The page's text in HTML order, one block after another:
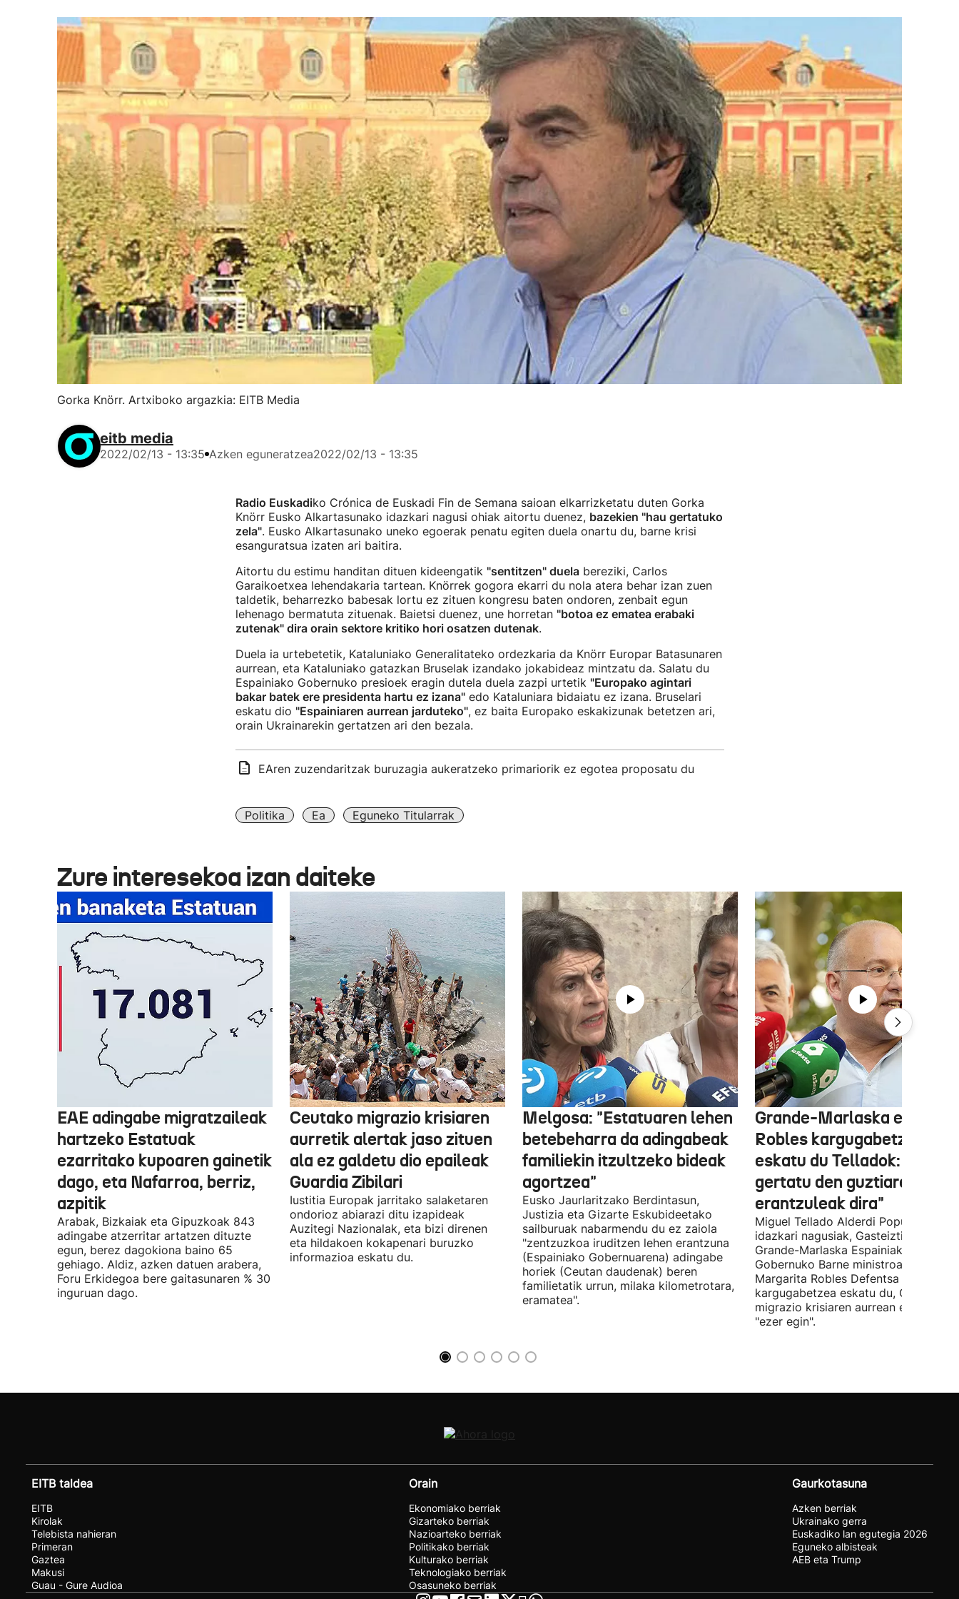
Gorka Knörr. Artxiboko argazkia: EITB Media
eitb media
2022/02/13 - 13:35 Azken eguneratzea2022/02/13 - 13:35
Radio Euskadiko Crónica de Euskadi Fin de Semana saioan elkarrizketatu duten Gorka
Knörr Eusko Alkartasunako idazkari nagusi ohiak aitortu duenez, bazekien "hau gertatuko
zela". Eusko Alkartasunako uneko egoerak penatu egiten duela onartu du, barne krisi
esanguratsua izaten ari baitira.
Aitortu du estimu handitan dituen kideengatik "sentitzen" duelabereziki, Carlos
Garaikoetxea lehendakaria tartean. Knörrek gogora ekarri du nola atera behar izan zuen
taldetik, beharrezko babesak lortu ez zituen kongresu baten ondoren, zenbait egun
lehenago bermatuta zituenak. Baietsi duenez, une horretan "botoa ez ematea erabaki
zutenak" dira orain sektore kritiko hori osatzen dutenak.
Duela ia urtebetetik, Kataluniako Generalitateko ordezkaria da Knörr Europar Batasunaren
aurrean, eta Kataluniako gatazkan Bruselak izandako jokabideaz mintzatu da. Salatu du
Espainiako Gobernuko presioek eragin dutela duela zazpi urtetik "Europako agintari
bakar batek ere presidenta hartu ez izana"edo Kataluniara bidaiatu ez izana. Bruselari
eskatu dio "Espainiaren aurrean jarduteko", ez baita Europako eskakizunak betetzen ari,
orain Ukrainarekin gertatzen ari den bezala.
EAren zuzendaritzak buruzagia aukeratzeko primariorik ez egotea proposatu du
Politika Ea Eguneko Titularrak
Zure interesekoa izan daiteke
EAE adingabe migratzaileak
hartzeko Estatuak
ezarritako kupoaren gainetik
dago, eta Nafarroa, berriz,
azpitik
Arabak, Bizkaiak eta Gipuzkoak 843
adingabe atzerritar artatzen dituzte
egun, berez dagokiona baino 65
gehiago. Aldiz, azken datuen arabera,
Foru Erkidegoa bere gaitasunaren % 30
inguruan dago.
Ceutako migrazio krisiaren
aurretik alertak jaso zituen
ala ez galdetu dio epaileak
Guardia Zibilari
Iustitia Europak jarritako salaketaren
ondorioz abiarazi ditu izapideak
Auzitegi Nazionalak, eta bizi direnen
eta hildakoen kokapenari buruzko
informazioa eskatu du.
Melgosa: "Estatuaren lehen
betebeharra da adingabeak
familiekin itzultzeko bideak
agortzea"
Eusko Jaurlaritzako Berdintasun,
Justizia eta Gizarte Eskubideetako
sailburuak nabarmendu du ez zaiola
"zentzuzkoa iruditzen lehen erantzuna
(Espainiako Gobernuarena) adingabe
horiek (Ceutan daudenak) beren
familietatik urrun, milaka kilometrotara,
eramatea".
Grande-Marlaska eta
Robles kargugabetzea
eskatu du Telladok:
gertatu den guztiaren
erantzuleak dira"
Miguel Tellado Alderdi Popularraren
idazkari nagusiak, Gasteiztik,
Grande-Marlaska Espainiako
Gobernuko Barne ministroa eta
Margarita Robles Defentsa ministroa
kargugabetzea eskatu du, Ceutako
migrazio krisiaren aurrean ez
"ezer egin".
EITB taldea
EITB
Kirolak
Telebista nahieran
Primeran
Gaztea
Makusi
Guau - Gure Audioa
Orain
Ekonomiako berriak
Gizarteko berriak
Nazioarteko berriak
Politikako berriak
Kulturako berriak
Teknologiako berriak
Osasuneko berriak
Gaurkotasuna
Azken berriak
Ukrainako gerra
Euskadiko lan egutegia 2026
Eguneko albisteak
AEB eta Trump